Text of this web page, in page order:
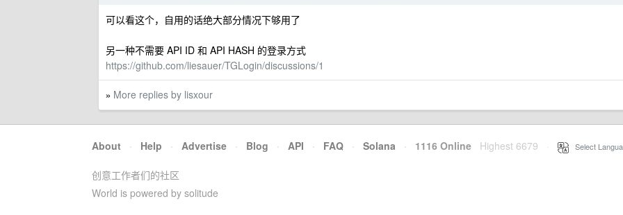
可以看这个，自用的话绝大部分情况下够用了
另一种不需要 API ID 和 API HASH 的登录方式
https://github.com/liesauer/TGLogin/discussions/1
» More replies by lisxour
About · Help · Advertise · Blog · API · FAQ · Solana · 1116 Online Highest 6679 Select
创意工作者们的社区
World is powered by solitude